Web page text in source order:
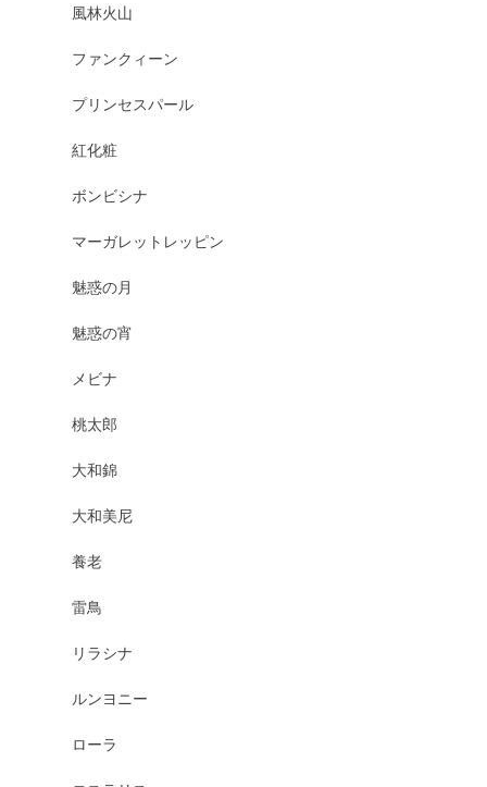
風林火山
ファンクィーン
プリンセスパール
紅化粧
ボンビシナ
マーガレットレッピン
魅惑の月
魅惑の宵
メビナ
桃太郎
大和錦
大和美尼
養老
雷鳥
リラシナ
ルンヨニー
ローラ